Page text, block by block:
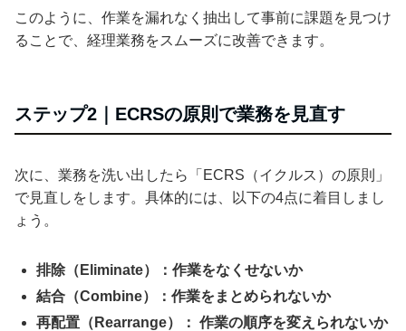
このように、作業を漏れなく抽出して事前に課題を見つけ
ることで、経理業務をスムーズに改善できます。
ステップ2｜ECRSの原則で業務を見直す
次に、業務を洗い出したら「ECRS（イクルス）の原則」
で見直しをします。具体的には、以下の4点に着目しまし
ょう。
排除（Eliminate）：作業をなくせないか
結合（Combine）：作業をまとめられないか
再配置（Rearrange）： 作業の順序を変えられないか